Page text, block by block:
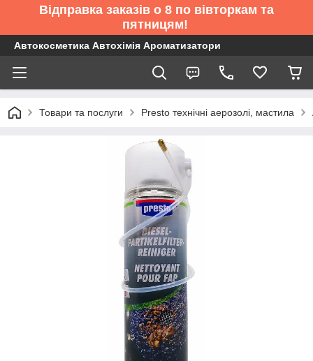
Відправка заказів о 8 по вівторкам та
пятницям!
Автокосметика Автохімія Ароматизатори
Товари та послуги Presto технічні аерозолі, мастила